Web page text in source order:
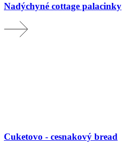
Nadýchyné cottage palacinky
Cuketovo - cesnakový bread